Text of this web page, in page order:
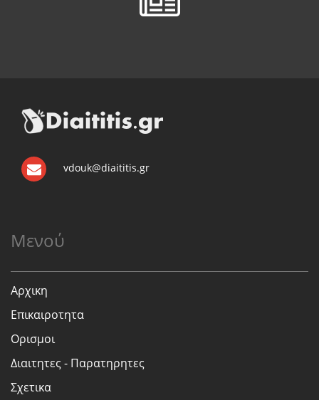
vdouk@diaititis.gr
Μενού
Αρχικη
Επικαιροτητα
Ορισμοι
Διαιτητες - Παρατηρητες
Σχετικα